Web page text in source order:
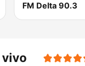
FM Delta 90.3
vivo